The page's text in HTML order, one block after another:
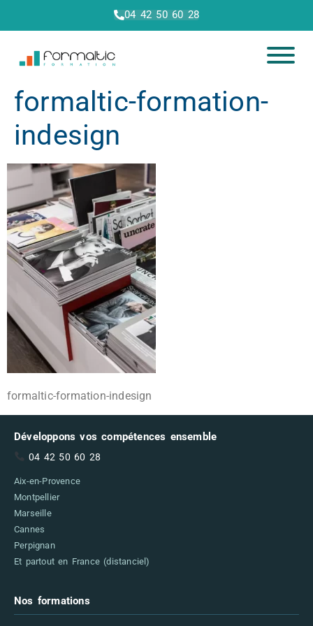
04 42 50 60 28
formaltic-formation-
indesign
formaltic-formation-indesign
Développons vos compétences ensemble
04 42 50 60 28
Aix-en-Provence
Montpellier
Marseille
Cannes
Perpignan
Et partout en France (distanciel)
Nos formations